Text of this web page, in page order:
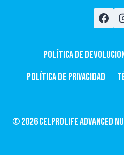
Política de
Política de privacidad
© 2026 CelProLife Advanced